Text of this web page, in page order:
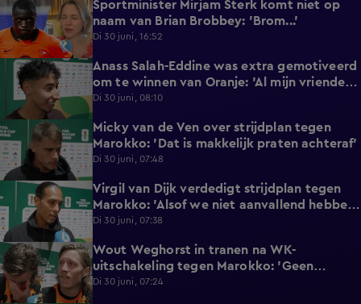
1:18
Sportminister Mirjam Sterk komt niet op
naam van Brian Brobbey: 'Brom...'
Di 30 juni, 16:52
3:02
Anass Salah-Eddine was extra gemotiveerd
om te winnen van Oranje: 'Al mijn vrienden
zijn Nederlands!'
Di 30 juni, 08:10
1:44
Micky van de Ven over strijdplan tegen
Marokko: 'Dat is makkelijk praten achteraf'
Di 30 juni, 07:48
Virgil van Dijk verdedigt strijdplan tegen
Marokko: 'Alsof we niet aanvallend hebben
gedacht?'
Di 30 juni, 07:38
3:49
Wout Weghorst in tranen na WK-
uitschakeling tegen Marokko: 'Geen
moment rekening mee gehouden'
Di 30 juni, 07:24